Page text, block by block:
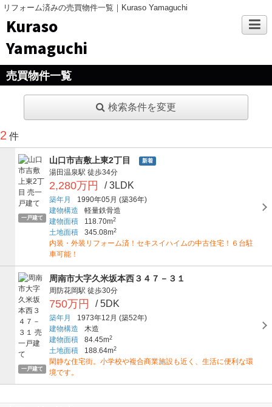
リフォーム済みの売買物件一覧｜Kuraso Yamaguchi
Kuraso
Yamaguchi
売買物件一覧
検索条件を変更
2 件
一戸建て
山口市吉敷上東2丁目 新着
湯田温泉駅 徒歩34分
2,280万円 / 3LDK
築年月 1990年05月 (築36年)
建物構造
軽量鉄骨造
建物面積
118.70m2
土地面積 345.08m2
内装・外装リフォーム済！セキスイハイムの中古住宅！６台駐
車可能！
一戸建て
周南市大字久米坂本西３４７－３１
周防花岡駅 徒歩30分
750万円 / 5DK
築年月 1973年12月 (築52年)
建物構造
木造
建物面積
84.45m2
土地面積 188.64m2
閑静な住宅街。小学校や複合商業施設も近く、生活に便利な環
境です。